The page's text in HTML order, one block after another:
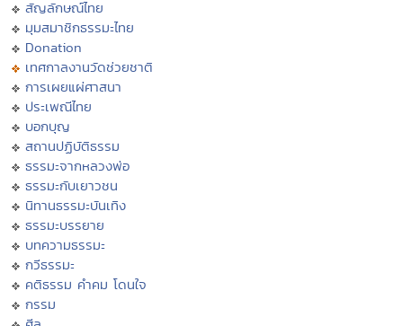
สัญลักษณ์ไทย
มุมสมาชิกธรรมะไทย
Donation
เทศกาลงานวัดช่วยชาติ
การเผยแผ่ศาสนา
ประเพณีไทย
บอกบุญ
สถานปฏิบัติธรรม
ธรรมะจากหลวงพ่อ
ธรรมะกับเยาวชน
นิทานธรรมะบันเทิง
ธรรมะบรรยาย
บทความธรรมะ
กวีธรรมะ
คติธรรม คำคม โดนใจ
กรรม